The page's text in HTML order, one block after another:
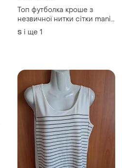
Топ футболка кроше з
незвичної нитки сітки manif
vintage portugal
S і ще 1